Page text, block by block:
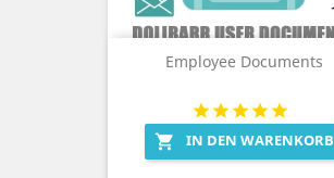
Employee Documents
 IN DEN WARENKORB